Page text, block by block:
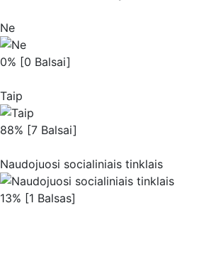
Ne
0% [0 Balsai]
Taip
88% [7 Balsai]
Naudojuosi socialiniais tinklais
13% [1 Balsas]